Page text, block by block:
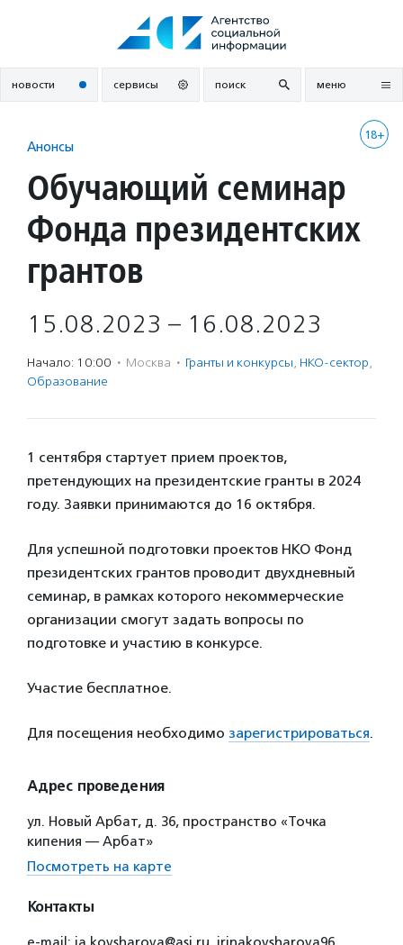
новости сервисы поиск меню
18+
Анонсы
Обучающий семинар
Фонда президентских
грантов
15.08.2023 – 16.08.2023
Начало: 10:00 · Москва · Гранты и конкурсы, НКО-сектор,
Образование
1 сентября стартует прием проектов,
претендующих на президентские гранты в 2024
году. Заявки принимаются до 16 октября.
Для успешной подготовки проектов НКО Фонд
президентских грантов проводит двухдневный
семинар, в рамках которого некоммерческие
организации смогут задать вопросы по
подготовке и участию в конкурсе.
Участие бесплатное.
Для посещения необходимо зарегистрироваться.
Адрес проведения
ул. Новый Арбат, д. 36, пространство «Точка
кипения — Арбат»
Посмотреть на карте
Контакты